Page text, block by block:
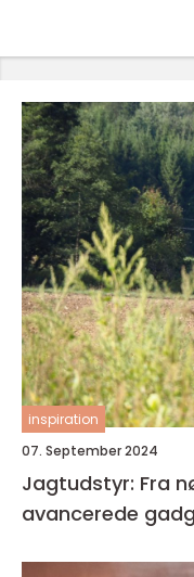
inspiration
07. September 2024
Jagtudstyr: Fra
avancerede